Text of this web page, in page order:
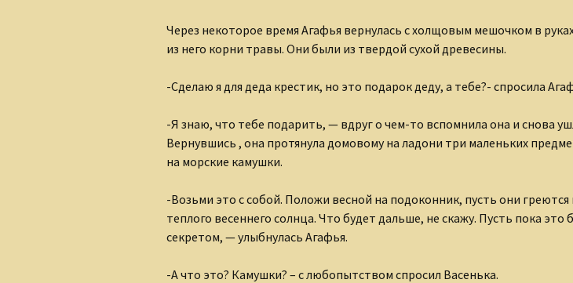
Мария Горецкая
Олег Бобров
Петр Дубинский
Сергей Ланевич
Через некоторое время Агафья вернулась с холщовым мешочком в
из него корни травы. Они были из твердой сухой древесины.
-Сделаю я для деда крестик, но это подарок деду, а тебе?- спросила
-Я знаю, что тебе подарить, — вдруг о чем-то вспомнила она и снова
Вернувшись , она протянула домовому на ладони три маленьких
на морские камушки.
-Возьми это с собой. Положи весной на подоконник, пусть они греются
теплого весеннего солнца. Что будет дальше, не скажу. Пусть пока это
секретом, — улыбнулась Агафья.
-А что это? Камушки? – с любопытством спросил Васенька.